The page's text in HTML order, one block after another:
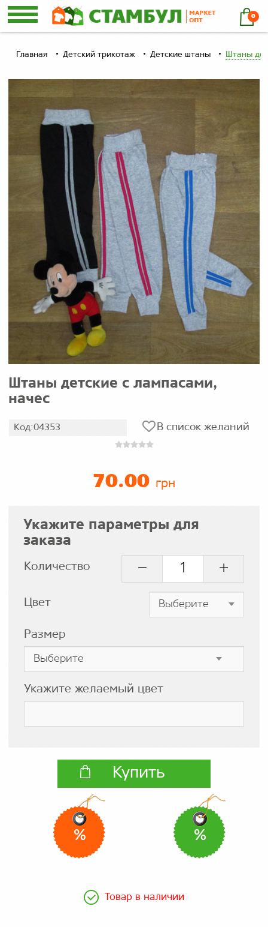
0
Главная Детский трикотаж Детские штаны Штаны
Штаны детские с лампасами,
начес
Код:04353 В список желаний
70.00 грн
Укажите параметры для
заказа
Количество
Цвет
Размер
Укажите желаемый цвет
Купить
% %
Товар в наличии